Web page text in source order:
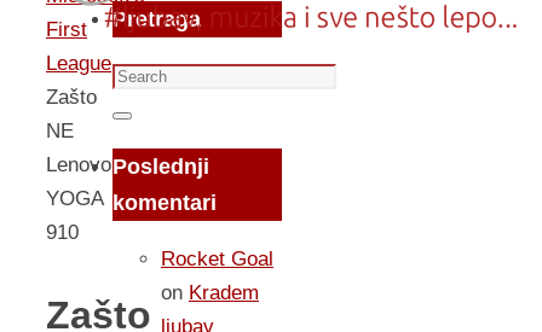
First
League
Zašto
NE
Lenovo
YOGA
910
Zašto
Pretraga
Search
for:
Search
Poslednji
komentari
Rocket Goal
on Kradem
ljubav